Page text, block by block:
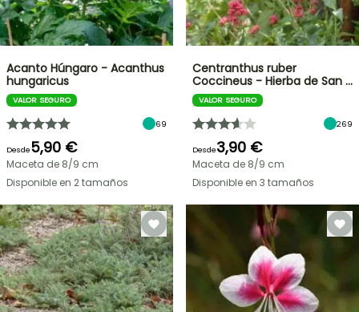
Acanto Húngaro - Acanthus
hungaricus
VALOR SEGURO
69
Desde5,90 €
Maceta de 8/9 cm
Disponible en 2 tamaños
Centranthus ruber
Coccineus - Hierba de San …
VALOR SEGURO
269
Desde3,90 €
Maceta de 8/9 cm
Disponible en 3 tamaños